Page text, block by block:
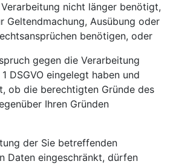
nicht länger benötigt,
Geltendmachung, Ausübung oder
benötigen, oder
gegen die Verarbeitung
DSGVO eingelegt haben und
ob die berechtigten Gründe des
Ihren Gründen
der Sie betreffenden
Daten eingeschränkt, dürfen